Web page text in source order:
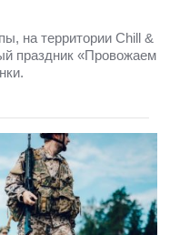
на территории Chill &
праздник «Провожаем